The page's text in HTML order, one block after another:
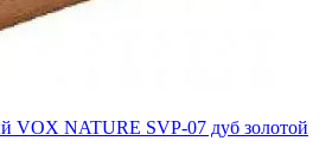
VOX NATURE SVP-07 дуб золотой